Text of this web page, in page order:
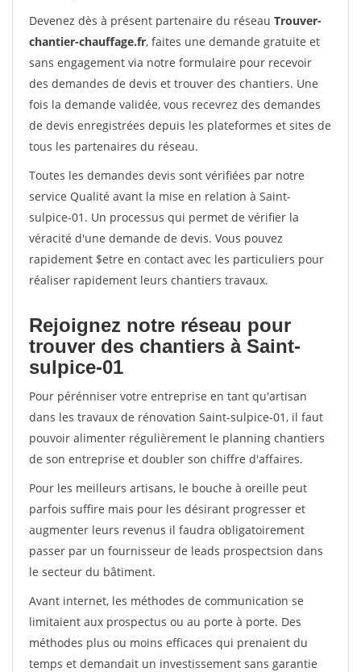
Devenez dès à présent partenaire du réseau Trouver-
chantier-chauffage.fr, faites une demande gratuite et
sans engagement via notre formulaire pour recevoir
des demandes de devis et trouver des chantiers. Une
fois la demande validée, vous recevrez des demandes
de devis enregistrées depuis les plateformes et sites de
tous les partenaires du réseau.
Toutes les demandes devis sont vérifiées par notre
service Qualité avant la mise en relation à Saint-
sulpice-01. Un processus qui permet de vérifier la
véracité d'une demande de devis. Vous pouvez
rapidement $etre en contact avec les particuliers pour
réaliser rapidement leurs chantiers travaux.
Rejoignez notre réseau pour
trouver des chantiers à Saint-
sulpice-01
Pour pérénniser votre entreprise en tant qu'artisan
dans les travaux de rénovation Saint-sulpice-01, il faut
pouvoir alimenter régulièrement le planning chantiers
de son entreprise et doubler son chiffre d'affaires.
Pour les meilleurs artisans, le bouche à oreille peut
parfois suffire mais pour les désirant progresser et
augmenter leurs revenus il faudra obligatoirement
passer par un fournisseur de leads prospectsion dans
le secteur du bâtiment.
Avant internet, les méthodes de communication se
limitaient aux prospectus ou au porte à porte. Des
méthodes plus ou moins efficaces qui prenaient du
temps et demandait un investissement sans garantie